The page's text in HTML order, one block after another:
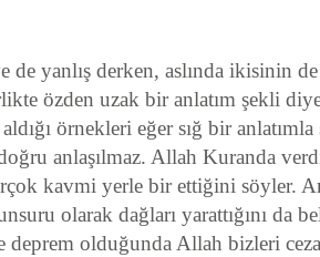
de yanlış derken, aslında ikisinin
özden uzak bir anlatım şekli
örnekleri eğer sığ bir
anlaşılmaz. Allah Kuranda
kavmi yerle bir ettiğini söyler.
olarak dağları yarattığını da
olduğunda Allah bizleri